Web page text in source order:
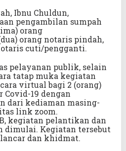
Ibnu Chuldun,
pengambilan sumpah
orang
orang notaris pindah,
cuti/pengganti.
pelayanan publik, selain
tatap muka kegiatan
virtual bagi 2 (orang)
19 dengan
dari kediaman masing-
link zoom.
kegiatan pelantikan dan
dimulai. Kegiatan tersebut
dan khidmat.